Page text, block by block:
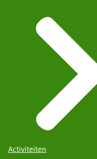
Activiteiten